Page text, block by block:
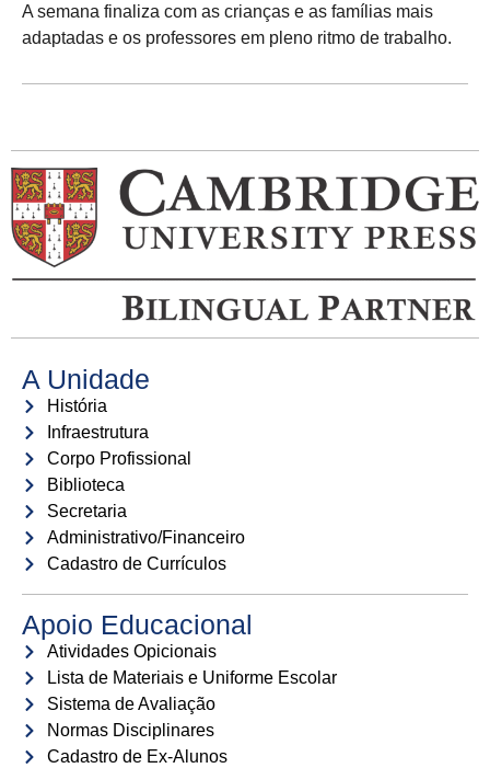
A semana finaliza com as crianças e as famílias mais
adaptadas e os professores em pleno ritmo de trabalho.
A Unidade
História
Infraestrutura
Corpo Profissional
Biblioteca
Secretaria
Administrativo/Financeiro
Cadastro de Currículos
Apoio Educacional
Atividades Opicionais
Lista de Materiais e Uniforme Escolar
Sistema de Avaliação
Normas Disciplinares
Cadastro de Ex-Alunos